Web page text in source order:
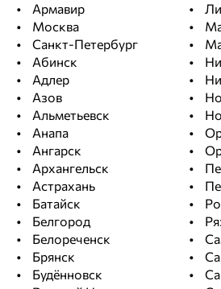
Армавир
Москва
Санкт-Петербург
Абинск
Адлер
Азов
Альметьевск
Анапа
Ангарск
Архангельск
Астрахань
Батайск
Белгород
Белореченск
Брянск
Будённовск